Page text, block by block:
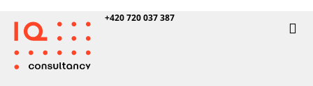
+420 720 037 387